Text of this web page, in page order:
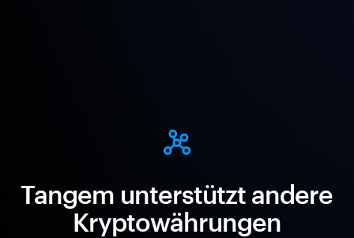
Tangem unterstützt andere
Kryptowährungen